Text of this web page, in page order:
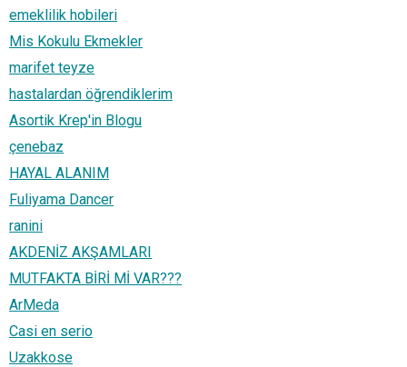
emeklilik hobileri
Mis Kokulu Ekmekler
marifet teyze
hastalardan öğrendiklerim
Asortik Krep'in Blogu
çenebaz
HAYAL ALANIM
Fuliyama Dancer
ranini
AKDENİZ AKŞAMLARI
MUTFAKTA BİRİ Mİ VAR???
ArMeda
Casi en serio
Uzakkose